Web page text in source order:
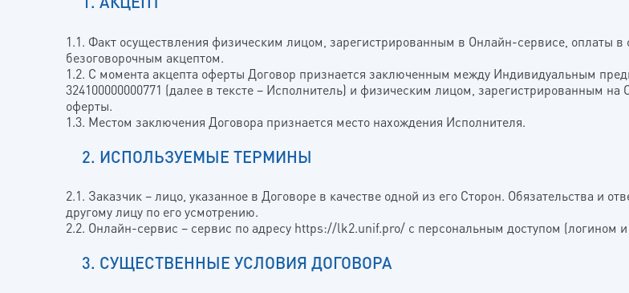
ПОДГОТОВКА В КОЛЛЕДЖИ НА ФИНСКОМ
ПОДГОТОВКА В УНИВЕРСИТЕТЫ НА
ПОДГОТОВКА В ЛИЦЕИ НА ФИНСКОМ ЯЗЫКЕ
ПОДГОТОВКА К ИНТЕРВЬЮ НА АНГЛИЙСКОМ
1.1. Факт осуществления физическим лицом, зарегистрированным в Онлайн-сервисе, оплаты
безоговорочным акцептом.
1.2. С момента акцепта оферты Договор признается заключенным между Индивидуальным
324100000000771 (далее в тексте – Исполнитель) и физическим лицом, зарегистрированным
оферты.
1.3. Местом заключения Договора признается место нахождения Исполнителя.
2. ИСПОЛЬЗУЕМЫЕ ТЕРМИНЫ
2.1. Заказчик – лицо, указанное в Договоре в качестве одной из его Сторон. Обязательства и
другому лицу по его усмотрению.
2.2. Онлайн-сервис – сервис по адресу https://lk2.unif.pro/ с персональным доступом (логином
3. СУЩЕСТВЕННЫЕ УСЛОВИЯ ДОГОВОРА